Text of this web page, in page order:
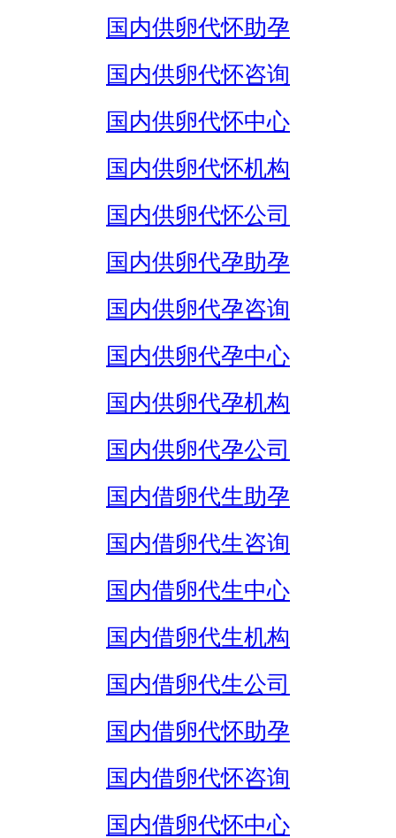
国内供卵代怀助孕
国内供卵代怀咨询
国内供卵代怀中心
国内供卵代怀机构
国内供卵代怀公司
国内供卵代孕助孕
国内供卵代孕咨询
国内供卵代孕中心
国内供卵代孕机构
国内供卵代孕公司
国内借卵代生助孕
国内借卵代生咨询
国内借卵代生中心
国内借卵代生机构
国内借卵代生公司
国内借卵代怀助孕
国内借卵代怀咨询
国内借卵代怀中心